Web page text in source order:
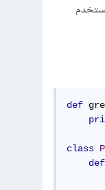
def
class
def